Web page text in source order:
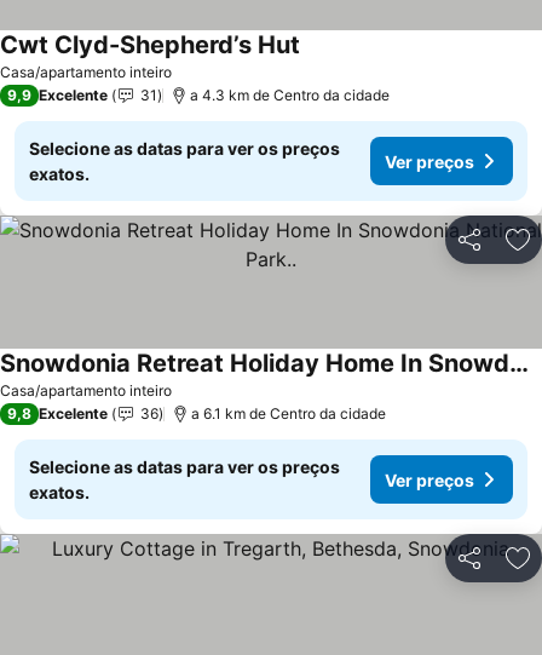
Casa/apartamento inteiro
Cwt Clyd-Shepherd’s Hut
9,9 Excelente 31 a 4.3 km de Centro da cidade
Selecione as datas para ver os preços
exatos.
Ver preços
Partilhar
Casa/apartamento inteiro
Snowdonia Retreat Holiday Home In Snowdonia National Park..
Ver preços
9,8 Excelente 36 a 6.1 km de Centro da cidade
Selecione as datas para ver os preços
exatos.
Ver preços
Partilhar